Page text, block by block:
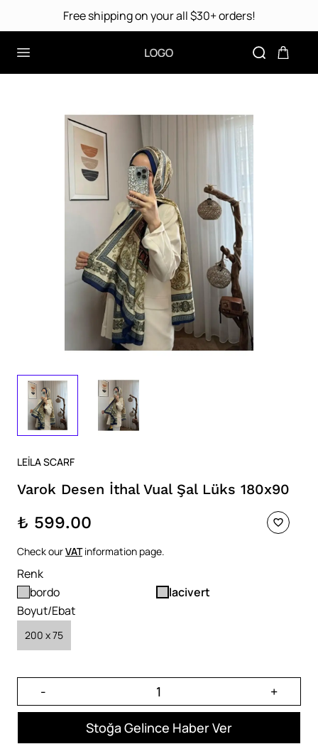
Free shipping on your all $30+ orders!
LEİLA SCARF
Varok Desen İthal Vual Şal Lüks 180x90
₺ 599.00
Check ourVATinformation page.
Renk
bordo
lacivert
Boyut/Ebat
200 x 75
- +
Stoğa Gelince Haber Ver